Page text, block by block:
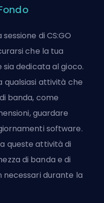
di CS:GO
che la tua
dedicata al gioco.
qualsiasi attività che
banda, come
guardare
software.
queste attività di
di banda e di
necessari durante la